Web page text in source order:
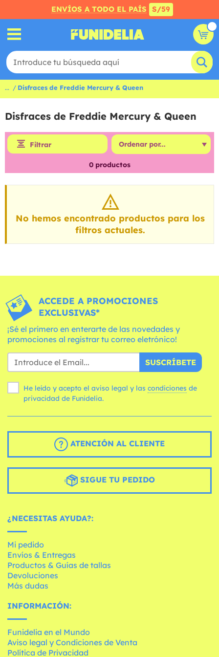
ENVÍOS A TODO EL PAÍS S/59
... Disfraces de Freddie Mercury & Queen
Disfraces de Freddie Mercury & Queen
Filtrar
0productos
No hemos encontrado productos para los
filtros actuales.
ACCEDE A PROMOCIONES
EXCLUSIVAS*
¡Sé el primero en enterarte de las novedades y
promociones al registrar tu correo eletrónico!
SUSCRÍBETE
He leído y acepto el aviso legal y las condiciones
privacidad de Funidelia.
ATENCIÓN AL CLIENTE
SIGUE TU PEDIDO
¿NECESITAS AYUDA?:
Mi pedido
Envíos & Entregas
Productos & Guías de tallas
Devoluciones
Más dudas
INFORMACIÓN:
Funidelia en el Mundo
Aviso legal y Condiciones de Venta
Política de Privacidad